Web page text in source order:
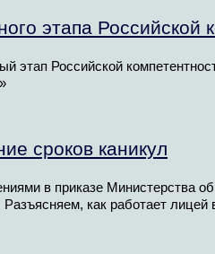
этапа
этап Российской
сроков каникул
в приказе Министерства
Разъясняем, как работает